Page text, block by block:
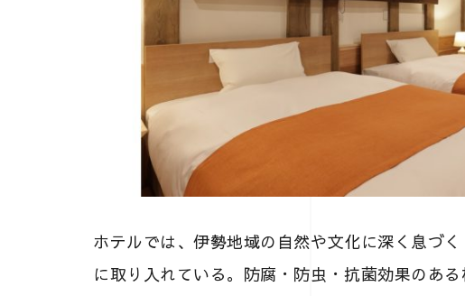
ホテルでは、伊勢地域の自然や文化に深く息づ
に取り入れている。防腐・防虫・抗菌効果のあ